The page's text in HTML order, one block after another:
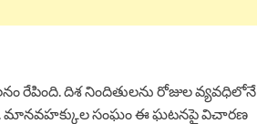
రేపింది. దిశ నిందితులను రోజుల వ్యవధిలోనే
మానవహక్కుల సంఘం ఈ ఘటనపై విచారణ